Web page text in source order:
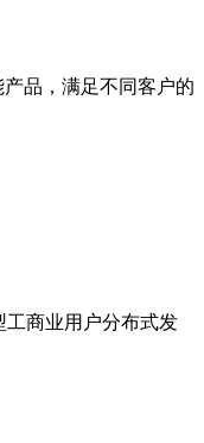
品，满足不同客户的
工商业用户分布式发